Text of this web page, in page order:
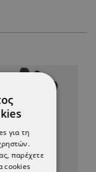
για τη
παρέχετε
cookies